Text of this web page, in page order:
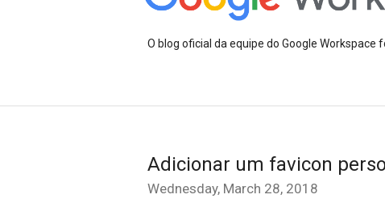
O blog oficial da equipe do Google
Adicionar um favicon
Wednesday, March 28, 2018